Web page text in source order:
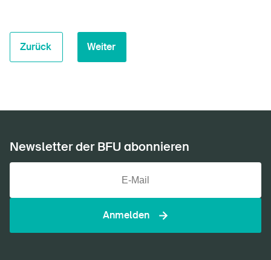
Zurück Weiter
Newsletter der BFU abonnieren
Anmelden